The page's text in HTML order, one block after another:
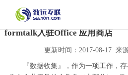
首页>了解致远>新闻中心
formtalk入驻Office 应用商店
更新时间：2017-08-17 来
『数据收集』，作为一项工作